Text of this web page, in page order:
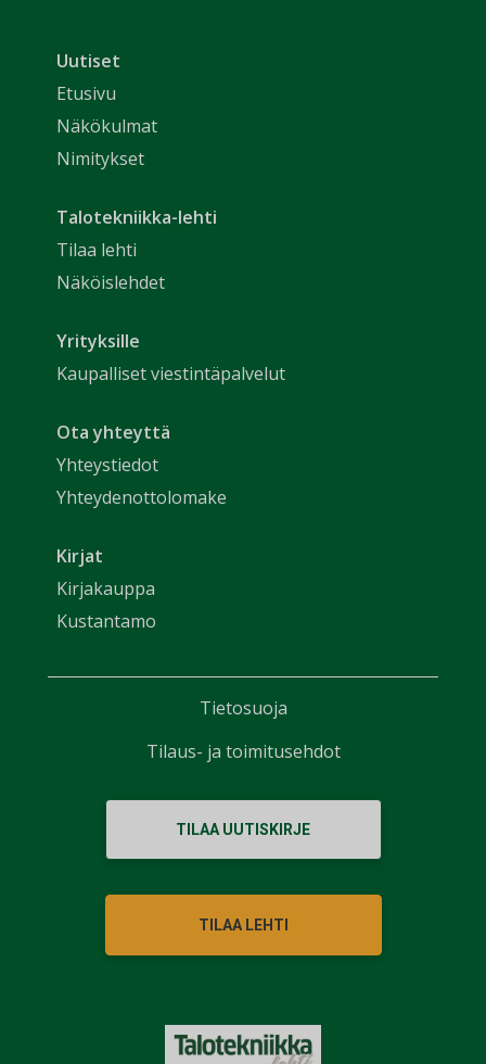
Uutiset
Etusivu
Näkökulmat
Nimitykset
Talotekniikka-lehti
Tilaa lehti
Näköislehdet
Yrityksille
Kaupalliset viestintäpalvelut
Ota yhteyttä
Yhteystiedot
Yhteydenottolomake
Kirjat
Kirjakauppa
Kustantamo
TILAA UUTISKIRJE
TILAA LEHTI
Tietosuoja
Tilaus- ja toimitusehdot